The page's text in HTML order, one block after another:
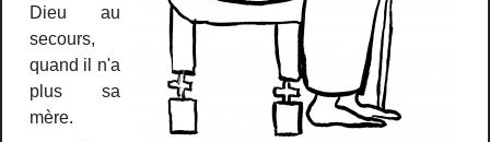
Dieu au
secours,
quand il n'a
plus sa
mère.